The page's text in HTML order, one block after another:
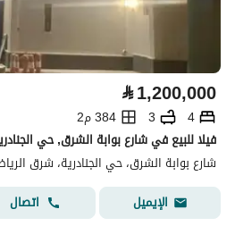
⃁1,200,000
4
3
384 م2
فيلا للبيع في شارع بوابة الشرق, حي
شارع بوابة الشرق، حي الجنادرية، شرق
الإيميل
اتصال